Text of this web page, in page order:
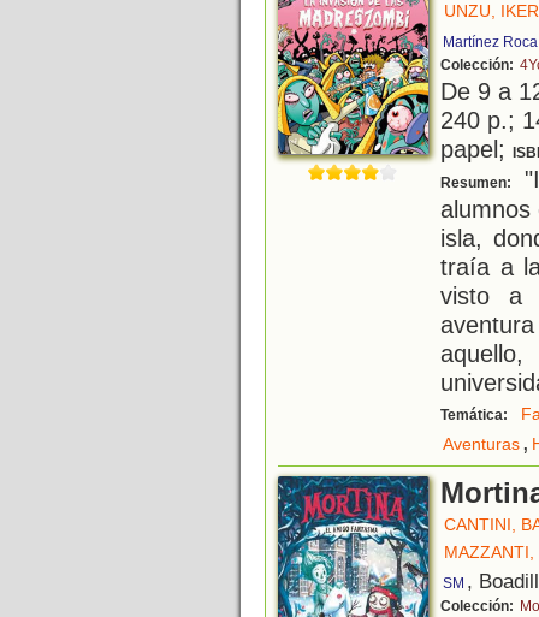
UNZU, IKER
Martínez Roca
Colección:
De 9 a
240 p.;
papel;
Resumen:
alumnos
isla,
traía a
visto a
Temática:
Aventuras,
CANTINI,
MAZZANTI,
SM ,
Colección: